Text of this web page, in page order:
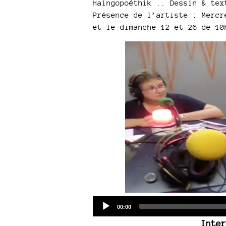
Haingopoéthik .. Dessin &
Présence de l’artiste :
et le dimanche 12 et 26 de
Current
00:00